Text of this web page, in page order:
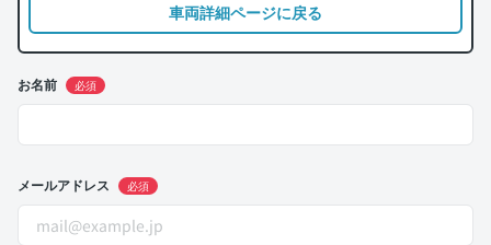
車両詳細ページに戻る
お名前 必須
メールアドレス 必須